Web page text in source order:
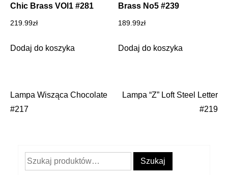
Chic Brass VOl1 #281
219.99zł
Dodaj do koszyka
Brass No5 #239
189.99zł
Dodaj do koszyka
Nawigacja
Lampa Wisząca Chocolate
#217
Lampa “Z” Loft Steel Letter
#219
Szukaj: Szukaj